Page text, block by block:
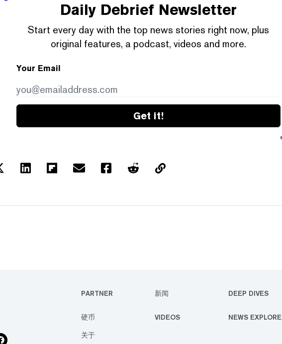
Daily Debrief Newsletter
Start every day with the top news stories right now, plus
original features, a podcast, videos and more.
Your Email
Get it!
PARTNER 新闻 DEEP DIVES
硬币 VIDEOS NEWS
关于